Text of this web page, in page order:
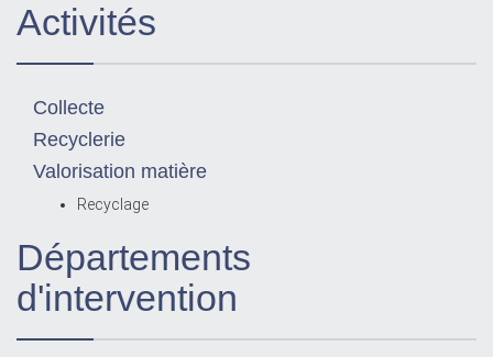
Activités
Collecte
Recyclerie
Valorisation matière
Recyclage
Départements
d'intervention